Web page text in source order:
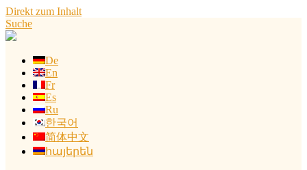
Direkt zum Inhalt
Suche
De
En
Fr
Es
Ru
한국어
简体中文
հայերեն